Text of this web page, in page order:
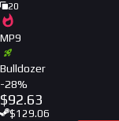
20
MP9
Bulldozer
-28%
$92.63
$129.06